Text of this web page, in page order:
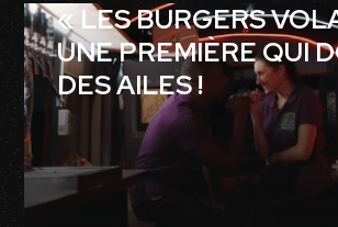
« LES BURGERS
UNE PREMIÈRE QUI
DES AILES !